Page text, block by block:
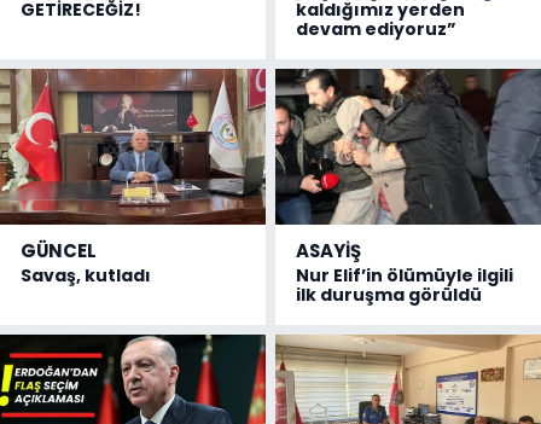
GETİRECEĞİZ!
kaldığımız yerden
devam ediyoruz”
GÜNCEL
Savaş, kutladı
ASAYİŞ
Nur Elif’in ölümüyle ilgili
ilk duruşma görüldü